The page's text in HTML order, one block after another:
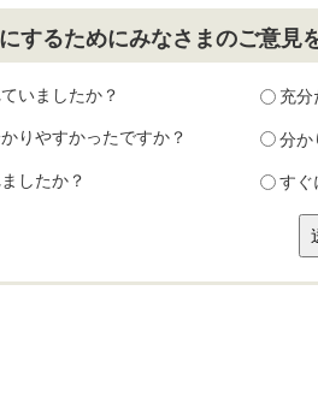
するためにみなさまのご意見
いましたか？ 充分
りやすかったですか？ 分か
したか？ すぐ